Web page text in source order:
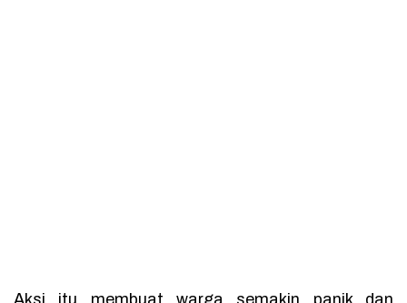
Aksi itu membuat warga semakin panik dan